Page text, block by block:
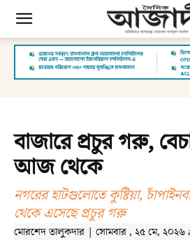
বাজারে প্রচুর গরু,
আজ থেকে
নগরের হাটগুলোতে কুষ্টিয়া,
থেকে এসেছে প্রচুর গরু
মোরশেদ তালুকদার | সোমবার , ২৫ মে, ২০২৬ at